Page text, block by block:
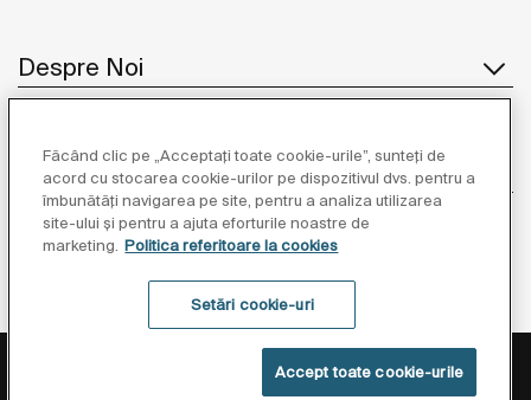
Despre Noi
Inspirație
Unde să ne găsiți
Politica de Protecție a Datelor
Informații Legale
Politica Referitoare La Cookies
Făcând clic pe „Acceptați toate cookie-urile”, sunteți de
acord cu stocarea cookie-urilor pe dispozitivul dvs. pentru a
îmbunătăți navigarea pe site, pentru a analiza utilizarea
site-ului și pentru a ajuta eforturile noastre de
marketing. Politica referitoare la cookies
Setări cookie-uri
Accept toate cookie-urile